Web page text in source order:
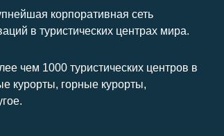
корпоративная сеть
в туристических центрах мира.
чем 1000 туристических центров в
курорты, горные курорты,